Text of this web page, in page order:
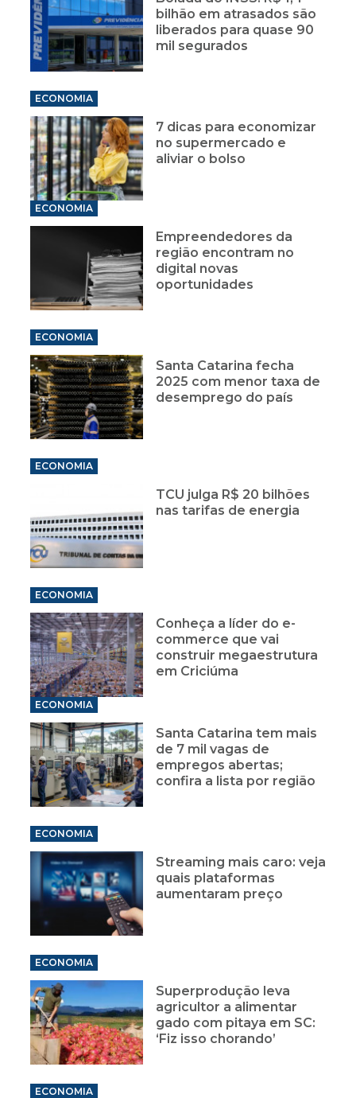
bilhão em atrasados são
liberados para quase 90
mil segurados
ECONOMIA
7 dicas para economizar
no supermercado e
aliviar o bolso
ECONOMIA
Empreendedores da
região encontram no
digital novas
oportunidades
ECONOMIA
Santa Catarina fecha
2025 com menor taxa de
desemprego do país
ECONOMIA
TCU julga R$ 20 bilhões
nas tarifas de energia
ECONOMIA
Conheça a líder do e-
commerce que vai
construir megaestrutura
em Criciúma
ECONOMIA
Santa Catarina tem mais
de 7 mil vagas de
empregos abertas;
confira a lista por região
ECONOMIA
Streaming mais caro: veja
quais plataformas
aumentaram preço
ECONOMIA
Superprodução leva
agricultor a alimentar
gado com pitaya em SC:
‘Fiz isso chorando’
ECONOMIA